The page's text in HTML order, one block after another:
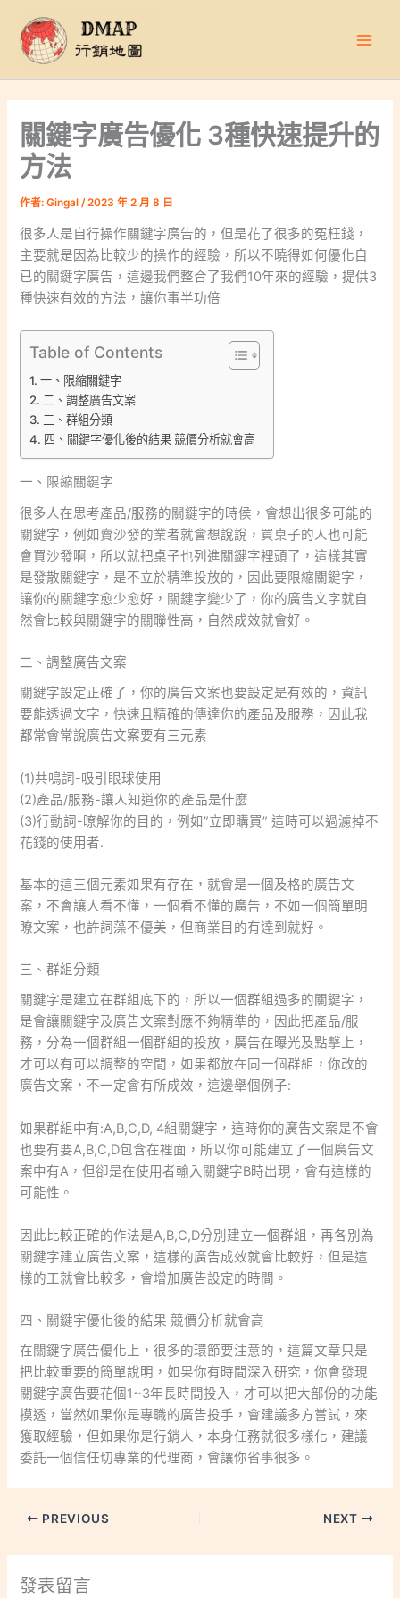
關鍵字廣告優化 3種快速提升的
方法
作者:Gingal/2023 年 2 月 8 日
很多人是自行操作關鍵字廣告的，但是花了很多的冤枉錢，
主要就是因為比較少的操作的經驗，所以不曉得如何優化自
已的關鍵字廣告，這邊我們整合了我們10年來的經驗，提供3
種快速有效的方法，讓你事半功倍
Table of Contents
一、限縮關鍵字
二、調整廣告文案
三、群組分類
四、關鍵字優化後的結果 競價分析就會高
一、限縮關鍵字
很多人在思考產品/服務的關鍵字的時侯，會想出很多可能的
關鍵字，例如賣沙發的業者就會想說說，買桌子的人也可能
會買沙發啊，所以就把桌子也列進關鍵字裡頭了，這樣其實
是發散關鍵字，是不立於精準投放的，因此要限縮關鍵字，
讓你的關鍵字愈少愈好，關鍵字變少了，你的廣告文字就自
然會比較與關鍵字的關聯性高，自然成效就會好。
二、調整廣告文案
關鍵字設定正確了，你的廣告文案也要設定是有效的，資訊
要能透過文字，快速且精確的傳達你的產品及服務，因此我
都常會常說廣告文案要有三元素
(1)共鳴詞-吸引眼球使用
(2)產品/服務-讓人知道你的產品是什麼
(3)行動詞-暸解你的目的，例如”立即購買” 這時可以過濾掉不
花錢的使用者.
基本的這三個元素如果有存在，就會是一個及格的廣告文
案，不會讓人看不懂，一個看不懂的廣告，不如一個簡單明
瞭文案，也許詞藻不優美，但商業目的有達到就好。
三、群組分類
關鍵字是建立在群組底下的，所以一個群組過多的關鍵字，
是會讓關鍵字及廣告文案對應不夠精準的，因此把產品/服
務，分為一個群組一個群組的投放，廣告在曝光及點擊上，
才可以有可以調整的空間，如果都放在同一個群組，你改的
廣告文案，不一定會有所成效，這邊舉個例子:
如果群組中有:A,B,C,D, 4組關鍵字，這時你的廣告文案是不會
也要有要A,B,C,D包含在裡面，所以你可能建立了一個廣告文
案中有A，但卻是在使用者輸入關鍵字B時出現，會有這樣的
可能性。
因此比較正確的作法是A,B,C,D分別建立一個群組，再各別為
關鍵字建立廣告文案，這樣的廣告成效就會比較好，但是這
樣的工就會比較多，會增加廣告設定的時間。
四、關鍵字優化後的結果 競價分析就會高
在關鍵字廣告優化上，很多的環節要注意的，這篇文章只是
把比較重要的簡單說明，如果你有時間深入研究，你會發現
關鍵字廣告要花個1~3年長時間投入，才可以把大部份的功能
摸透，當然如果你是專職的廣告投手，會建議多方嘗試，來
獲取經驗，但如果你是行銷人，本身任務就很多樣化，建議
委託一個信任切專業的代理商，會讓你省事很多。
PREVIOUS NEXT
發表留言